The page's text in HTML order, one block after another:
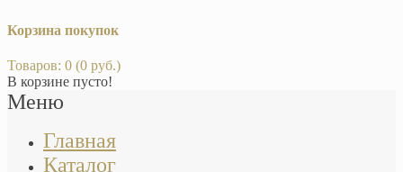
Корзина покупок
Товаров: 0 (0 руб.)
В корзине пусто!
Меню
Главная
Каталог